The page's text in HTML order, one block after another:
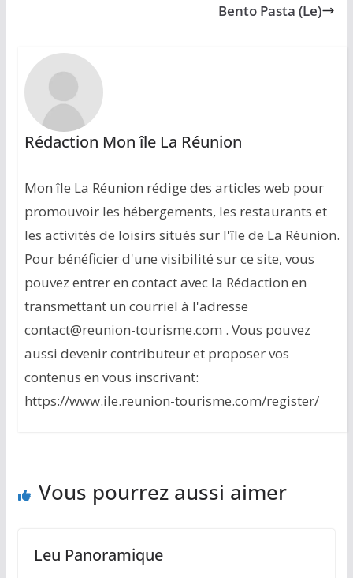
Bento Pasta (Le)
Rédaction Mon île La Réunion
Mon île La Réunion rédige des articles web pour
promouvoir les hébergements, les restaurants et
les activités de loisirs situés sur l'île de La Réunion.
Pour bénéficier d'une visibilité sur ce site, vous
pouvez entrer en contact avec la Rédaction en
transmettant un courriel à l'adresse
contact@reunion-tourisme.com . Vous pouvez
aussi devenir contributeur et proposer vos
contenus en vous inscrivant:
https://www.ile.reunion-tourisme.com/register/
Vous pourrez aussi aimer
Leu Panoramique